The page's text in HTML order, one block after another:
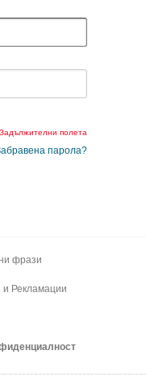
полета
парола?
фрази
и Рекламации